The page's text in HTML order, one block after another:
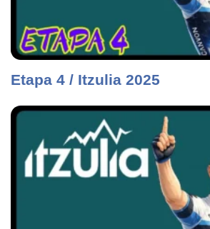
Etapa 4 / Itzulia 2025